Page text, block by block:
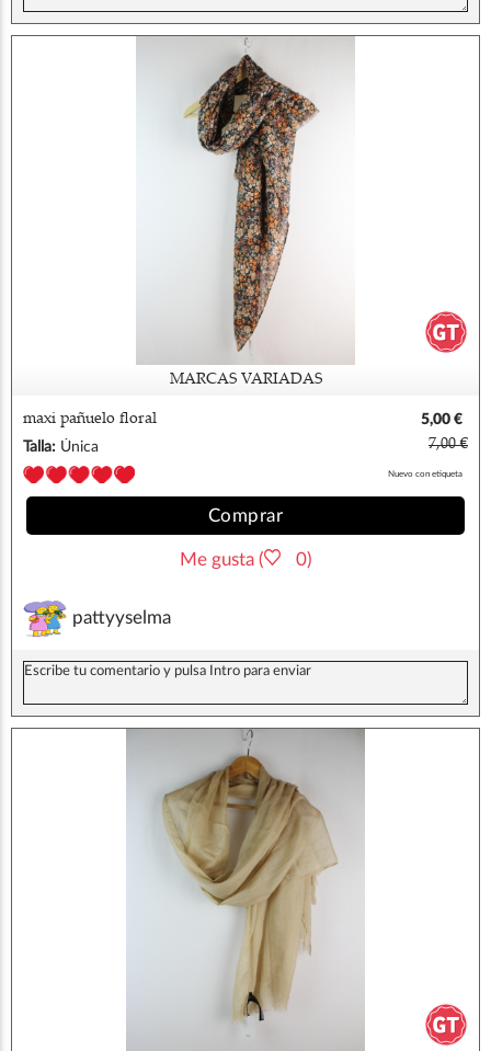
MARCAS VARIADAS
maxi pañuelo floral
5,00 €
Talla: Única 7,00 €
Nuevo con etiqueta
Comprar
Me gusta ( 0)
pattyyselma